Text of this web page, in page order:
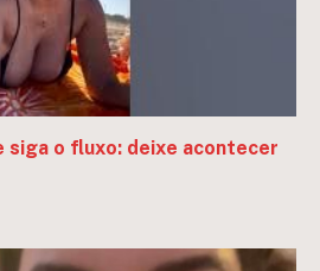
siga o fluxo: deixe acontecer